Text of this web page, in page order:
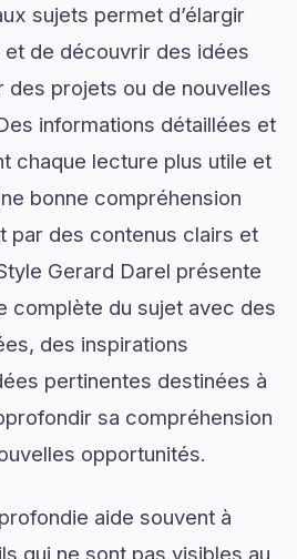
sujets permet d’élargir
de découvrir des idées
des projets ou de nouvelles
informations détaillées et
chaque lecture plus utile et
bonne compréhension
par des contenus clairs et
Gerard Darel présente
complète du sujet avec des
des inspirations
pertinentes destinées à
sa compréhension
opportunités.
aide souvent à
qui ne sont pas visibles au